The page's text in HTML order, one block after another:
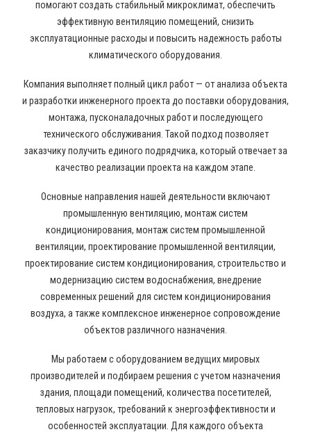
помогают создать стабильный микроклимат, обеспечить
эффективную вентиляцию помещений, снизить
эксплуатационные расходы и повысить надежность работы
климатического оборудования.
Компания выполняет полный цикл работ — от анализа объекта
и разработки инженерного проекта до поставки оборудования,
монтажа, пусконаладочных работ и последующего
технического обслуживания. Такой подход позволяет
заказчику получить единого подрядчика, который отвечает за
качество реализации проекта на каждом этапе.
Основные направления нашей деятельности включают
промышленную вентиляцию, монтаж систем
кондиционирования, монтаж систем промышленной
вентиляции, проектирование промышленной вентиляции,
проектирование систем кондиционирования, строительство и
модернизацию систем водоснабжения, внедрение
современных решений для систем кондиционирования
воздуха, а также комплексное инженерное сопровождение
объектов различного назначения.
Мы работаем с оборудованием ведущих мировых
производителей и подбираем решения с учетом назначения
здания, площади помещений, количества посетителей,
тепловых нагрузок, требований к энергоэффективности и
особенностей эксплуатации. Для каждого объекта